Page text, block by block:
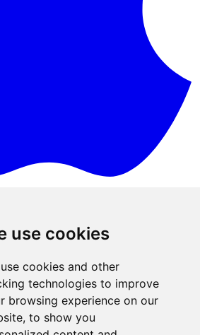
use cookies
cookies and other
technologies to improve
browsing experience on our
to show you